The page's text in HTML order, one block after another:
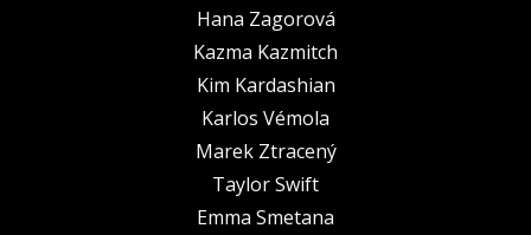
Hana Zagorová
Kazma Kazmitch
Kim Kardashian
Karlos Vémola
Marek Ztracený
Taylor Swift
Emma Smetana